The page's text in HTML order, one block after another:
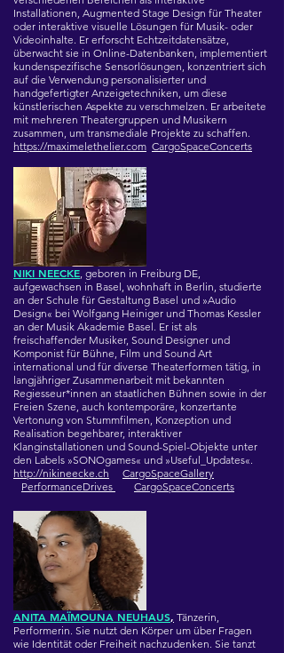
Installationen, Augmented Stage Design für Theater
oder interaktive visuelle Lösungen für Musik- oder
Videoinhalte. Er erforscht Echtzeitdatensätze,
überwacht sie in Online-Datenbanken, implementiert
kundenspezifische Sensorlösungen, konzentriert sich
auf die Verwendung personalisierter und
handgefertigter Anzeigetechniken, um diese
künstlerischen Aspekte zu verschmelzen. Er arbeitete
mit mehreren Theatergruppen und Musikern
zusammen, um transmediale Projekte zu schaffen.
https://maximelethelier.com CargoSpaceConcerts
NIKI NEECKE, geboren in Freiburg DE,
aufgewachsen in Basel, wohnhaft in Berlin, studierte
an der Schule für Gestaltung Basel und »Audio
Design« bei Wolfgang Heiniger und Thomas Kessler
an der Musik Akademie Basel. Er ist als
freischaffender Musiker, Sound Designer und
Komponist für Bühne, Film und Sound Art
international und für diverse Theaterformen tätig, in
langjähriger Zusammenarbeit mit bekannten
Regiesseur*innen an staatlichen Bühnen sowie in der
Freien Szene, auch kontemporäre, konzertante
Vertonung von Stummfilmen, Konzeption und
Realisation begehbarer, interaktiver
Klanginstallationen und Sound-Spiel-Objekte unter
den Labels »SONOgames« und »Useful_Updates«.
http://nikineecke.ch
CargoSpaceGallery
PerformanceDrives
CargoSpaceConcerts
ANITA MAÏMOUNA NEUHAUS, Tänzerin,
Performerin. Sie nutzt den Körper um über Fragen
wie Identität oder Freiheit nachzudenken. Sie tanzt